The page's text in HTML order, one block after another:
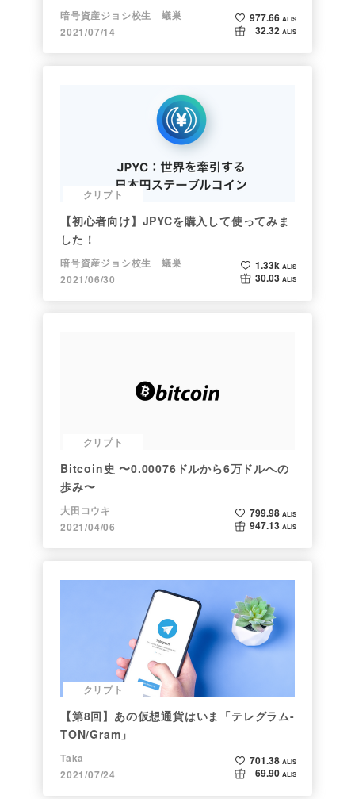
暗号資産ジョシ校生 蟻巣
2021/07/14
977.66 ALIS
32.32 ALIS
クリプト
【初心者向け】JPYCを購入して使ってみま
した！
暗号資産ジョシ校生 蟻巣
2021/06/30
1.33k ALIS
30.03 ALIS
クリプト
Bitcoin史 〜0.00076ドルから6万ドルへの
歩み〜
大田コウキ
2021/04/06
799.98 ALIS
947.13 ALIS
クリプト
【第8回】あの仮想通貨はいま「テレグラム-
TON/Gram」
Taka
2021/07/24
701.38 ALIS
69.90 ALIS